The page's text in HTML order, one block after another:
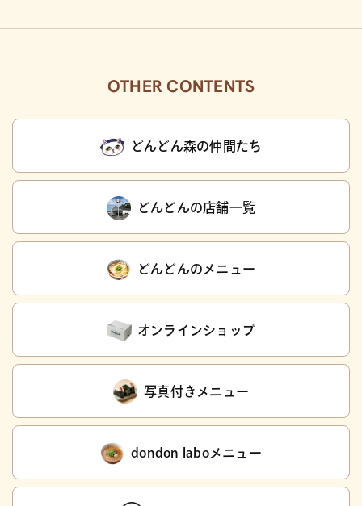
OTHER CONTENTS
どんどん森の仲間たち
どんどんの店舗一覧
どんどんのメニュー
オンラインショップ
写真付きメニュー
dondon laboメニュー